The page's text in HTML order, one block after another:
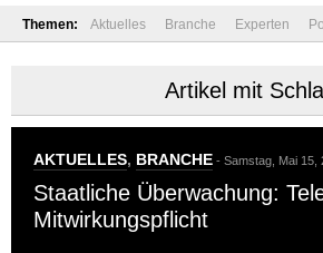
Themen: Aktuelles Branche Experten
Artikel mit
AKTUELLES, BRANCHE - Samstag, Mai 15,
Staatliche Überwachung:
Mitwirkungspflicht